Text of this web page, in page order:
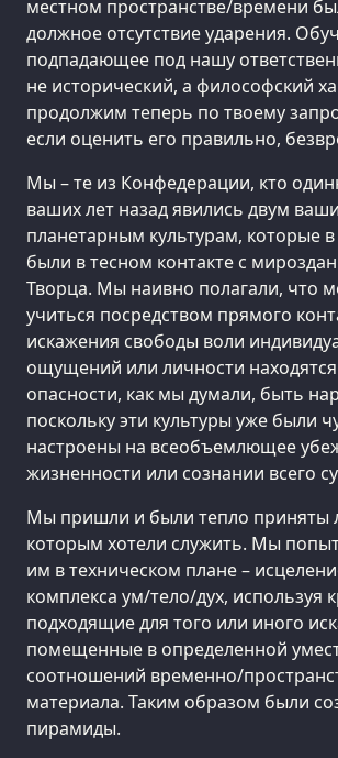
местном пространстве/времени
должное отсутствие ударения.
подпадающее под нашу
не исторический, а философский
продолжим теперь по твоему
если оценить его правильно,
Мы – те из Конфедерации, кто
ваших лет назад явились двум
планетарным культурам, которые
были в тесном контакте с
Творца. Мы наивно полагали, что
учиться посредством прямого
искажения свободы воли
ощущений или личности
опасности, как мы думали, быть
поскольку эти культуры уже были
настроены на всеобъемлющее
жизненности или сознании всего
Мы пришли и были тепло приняты
которым хотели служить. Мы
им в техническом плане –
комплекса ум/тело/дух, используя
подходящие для того или иного
помещенные в определенной
соотношений временно/
материала. Таким образом были
пирамиды.